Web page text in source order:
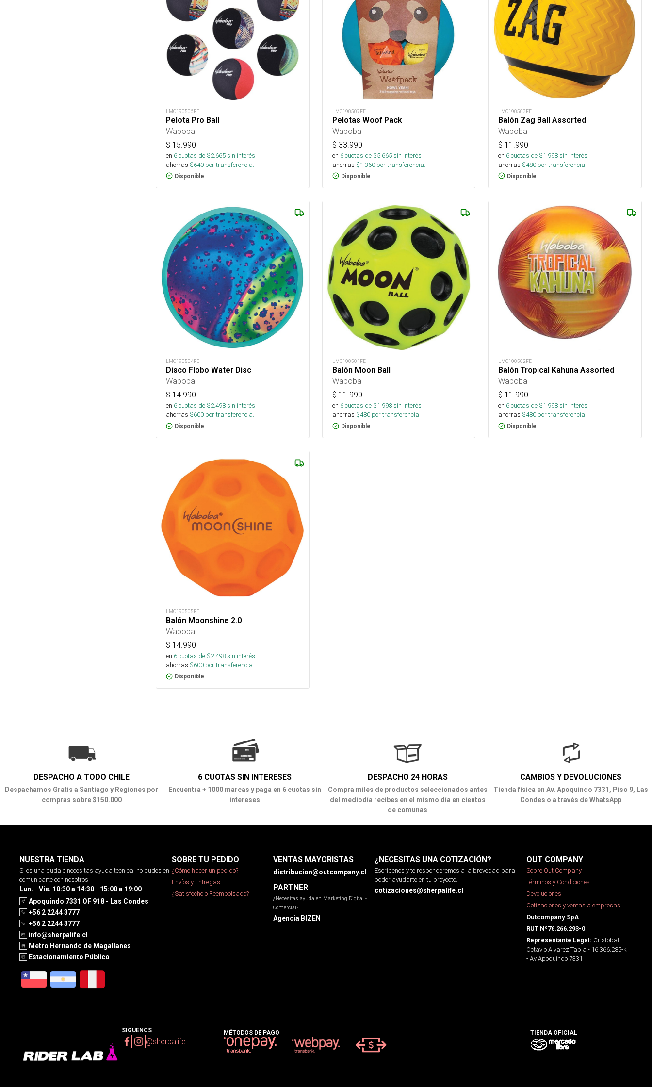
LMO190506FE
Pelota Pro Ball
Waboba
$ 15.990
en 6cuotas de $2.665sin interés
ahorras $640 por transferencia.
Disponible
LMO190507FE
Pelotas Woof Pack
Waboba
$ 33.990
en 6cuotas de $5.665sin interés
ahorras $1.360por transferencia.
Disponible
LMO190503FE
Balón Zag Ball Assorted
Waboba
$ 11.990
en 6cuotas de $1.998sin interés
ahorras $480 por transferencia.
Disponible
LMO190504FE
Disco Flobo Water Disc
Waboba
$ 14.990
en 6cuotas de $2.498sin interés
ahorras $600 por transferencia.
Disponible
LMO190501FE
Balón Moon Ball
Waboba
$ 11.990
en 6cuotas de $1.998sin interés
ahorras $480por transferencia.
Disponible
LMO190502FE
Balón Tropical Kahuna Assorted
Waboba
$ 11.990
en 6cuotas de $1.998sin interés
ahorras $480 por transferencia.
Disponible
LMO190505FE
Balón Moonshine 2.0
Waboba
$ 14.990
en 6cuotas de $2.498sin interés
ahorras $600 por transferencia.
Disponible
DESPACHO A TODO CHILE
Despachamos Gratis a Santiago y Regiones por
compras sobre $150.000
6 CUOTAS SIN INTERESES
Encuentra + 1000 marcas y paga en 6 cuotas sin
intereses
DESPACHO 24 HORAS
Compra miles de productos seleccionados antes
del mediodía recibes en el mismo día en cientos
de comunas
CAMBIOS Y DEVOLUCIONES
Tienda física en Av. Apoquindo 7331, Piso 9, Las
Condes o a través de WhatsApp
NUESTRA TIENDA
Si es una duda o necesitas ayuda tecnica, no dudes en
comunicarte con nosotros
Lun. - Vie. 10:30 a 14:30 - 15:00 a 19:00
Apoquindo 7331 OF 918 - Las Condes
+56 2 2244 3777
+56 2 2244 3777
info@sherpalife.cl
Metro Hernando de Magallanes
Estacionamiento Público
SOBRE TU PEDIDO
¿Cómo hacer un pedido?
Envíos y Entregas
¿Satisfecho o Reembolsado?
VENTAS MAYORISTAS
distribucion@outcompany.cl
PARTNER
¿Necesitas ayuda en Marketing Digital -
Comercial?
Agencia BIZEN
¿NECESITAS UNA COTIZACIÓN?
Escríbenos y te responderemos a la brevedad para
poder ayudarte en tu proyecto.
cotizaciones@sherpalife.cl
OUT COMPANY
Sobre Out Company
Términos y Condiciones
Devoluciones
Cotizaciones y ventas a empresas
Outcompany SpA
RUT Nº76.266.293-0
Representante Legal: Cristobal
Octavio Alvarez Tapia - 16.366.285-k
- Av Apoquindo 7331
SIGUENOS
@sherpalife
MÉTODOS DE PAGO TIENDA OFICIAL